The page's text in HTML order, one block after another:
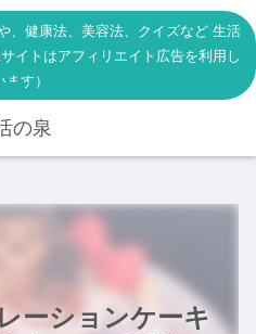
、健康法、美容法、クイズなど 生活
イトはアフィリエイト広告を利用し
ます）
の泉
ーションケーキ